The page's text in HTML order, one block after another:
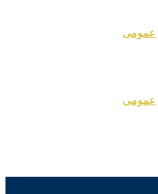
عمومی
عمومی